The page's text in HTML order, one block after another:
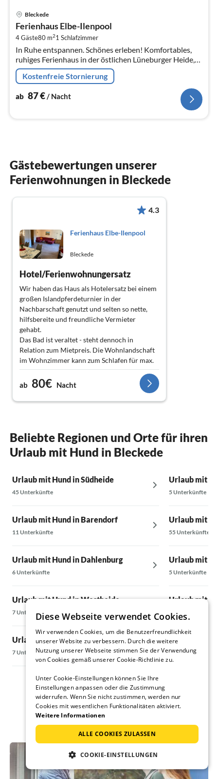
Bleckede
Ferienhaus Elbe-Ilenpool
4 Gäste80 m21 Schlafzimmer
In Ruhe entspannen. Schönes erleben! Komfortables,
ruhiges Ferienhaus in der östlichen Lüneburger Heide,
am Waldrand in einer Sackgasse, nur etwa 2.
Kostenfreie Stornierung
ab 87€ / Nacht
Gästebewertungen unserer
Ferienwohnungen in Bleckede
4.3
Ferienhaus Elbe-Ilenpool
Bleckede
Hotel/Ferienwohnungersatz
Wir haben das Haus als Hotelersatz bei einem
großen Islandpferdeturnier in der
Nachbarschaft genutzt und selten so nette,
hilfsbereite und freundliche Vermieter
gehabt.
Das Bad ist veraltet - steht dennoch in
Relation zum Mietpreis. Die Wohnlandschaft
im Wohnzimmer kann zum Schlafen für max.
2 weitere Personen umgebaut werden,
befindet sich aber in einem großen Wohn-
bei mehr als zwei Personen Preis/Leistung ok.
ab 80€ Nacht
Beliebte Regionen und Orte für ihren
Urlaub mit Hund in Bleckede
Urlaub mit Hund in Südheide
45 Unterkünfte
Urlaub mit Hund in Barendorf
11 Unterkünfte
Urlaub mit Hund in Dahlenburg
6 Unterkünfte
Urlaub mit Hund in Westheide
7 Unterkünfte
Urlaub mit Hund in Gerdau
7 Unterkünfte
Urlaub mit
5 Unterkünfte
Urlaub mit
55 Unterkünfte
Urlaub mit
5 Unterkünfte
Urlaub mit
7 Unterkünfte
Urlaub mit
5 Unterkünfte
Diese Webseite verwendet Cookies.
Wir verwenden Cookies, um die Benutzerfreundlichkeit
unserer Website zu verbessern. Durch die weitere
Nutzung unserer Webseite stimmen Sie der Verwendung
von Cookies gemäß unserer Cookie-Richtlinie zu.
Unter Cookie-Einstellungen können Sie Ihre
Einstellungen anpassen oder die Zustimmung
widerrufen. Wenn Sie nicht zustimmen, werden nur
Cookies mit wesentlichen Funktionalitäten aktiviert.
Weitere Informationen
ALLE COOKIES ZULASSEN
COOKIE-EINSTELLUNGEN